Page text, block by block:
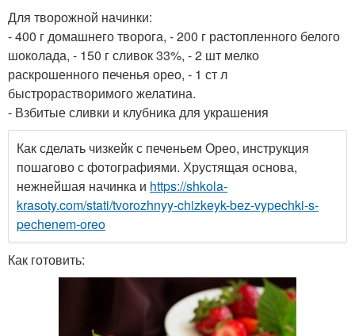
Для творожной начинки:
- 400 г домашнего творога, - 200 г растопленного белого
шоколада, - 150 г сливок 33%, - 2 шт мелко
раскрошенного печенья орео, - 1 ст л
быстрорастворимого желатина.
- Взбитые сливки и клубника для украшения
Как сделать чизкейк с печеньем Орео, инструкция
пошагово с фотографиями. Хрустящая основа,
нежнейшая начинка и https://shkola-
krasoty.com/stati/tvorozhnyy-chizkeyk-bez-vypechki-s-
pechenem-oreo
Как готовить: